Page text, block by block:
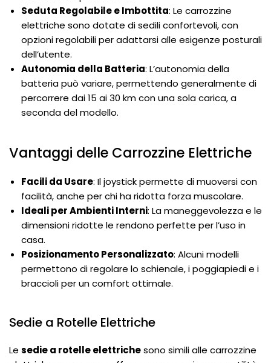
Seduta Regolabile e Imbottita: Le carrozzine
elettriche sono dotate di sedili confortevoli, con
opzioni regolabili per adattarsi alle esigenze posturali
dell’utente.
Autonomia della Batteria: L’autonomia della
batteria può variare, permettendo generalmente di
percorrere dai 15 ai 30 km con una sola carica, a
seconda del modello.
Vantaggi delle Carrozzine Elettriche
Facili da Usare: Il joystick permette di muoversi con
facilità, anche per chi ha ridotta forza muscolare.
Ideali per Ambienti Interni: La maneggevolezza e le
dimensioni ridotte le rendono perfette per l’uso in
casa.
Posizionamento Personalizzato: Alcuni modelli
permettono di regolare lo schienale, i poggiapiedi e i
braccioli per un comfort ottimale.
Sedie a Rotelle Elettriche
Le sedie a rotelle elettrichesono simili alle carrozzine